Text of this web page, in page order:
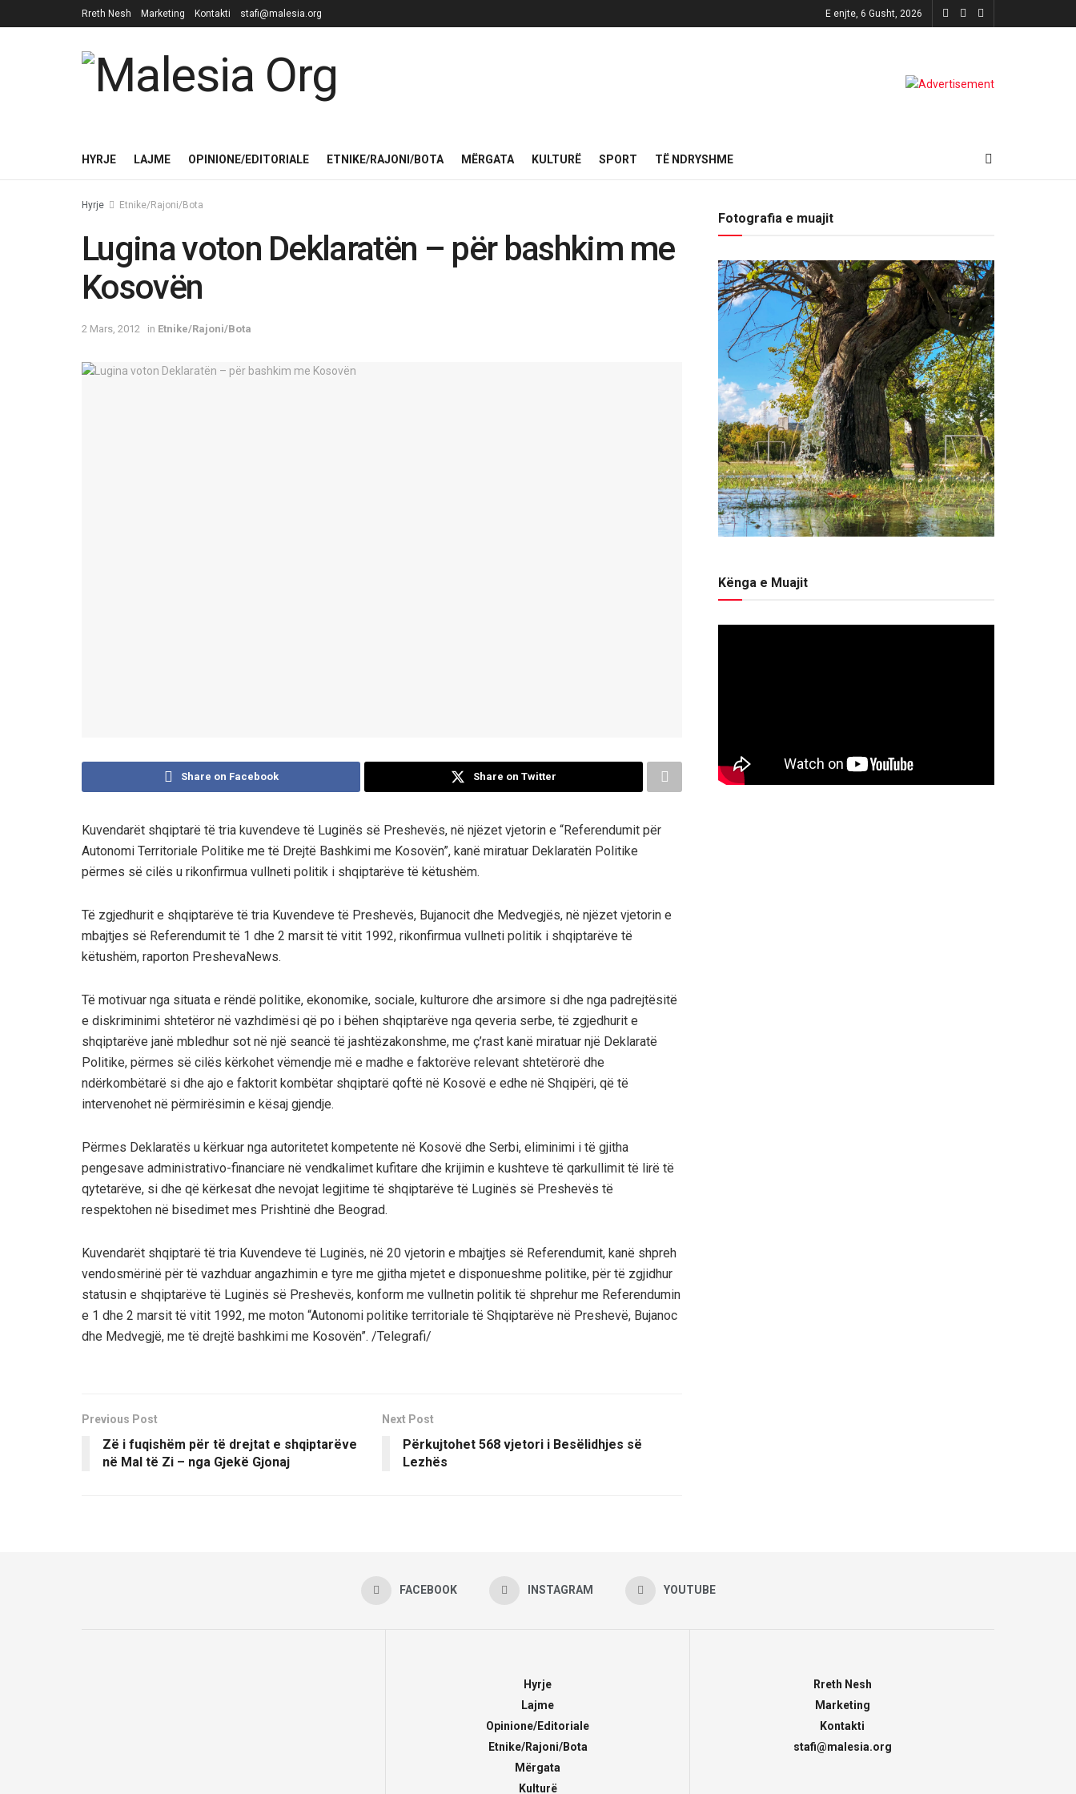
Rreth Nesh Marketing Kontakti stafi@malesia.org E enjte, 6 Gusht, 2026
HYRJE LAJME OPINIONE/EDITORIALE ETNIKE/RAJONI/BOTA MËRGATA KULTURË SPORT TË NDRYSHME
Hyrje Etnike/Rajoni/Bota
Lugina voton Deklaratën – për bashkim me
Kosovën
2 Mars, 2012 in Etnike/Rajoni/Bota
Share on Facebook Share on Twitter
Kuvendarët shqiptarë të tria kuvendeve të Luginës së Preshevës, në njëzet vjetorin e “Referendumit për
Autonomi Territoriale Politike me të Drejtë Bashkimi me Kosovën”, kanë miratuar Deklaratën Politike
përmes së cilës u rikonfirmua vullneti politik i shqiptarëve të këtushëm.
Të zgjedhurit e shqiptarëve të tria Kuvendeve të Preshevës, Bujanocit dhe Medvegjës, në njëzet vjetorin e
mbajtjes së Referendumit të 1 dhe 2 marsit të vitit 1992, rikonfirmua vullneti politik i shqiptarëve të
këtushëm, raporton PreshevaNews.
Të motivuar nga situata e rëndë politike, ekonomike, sociale, kulturore dhe arsimore si dhe nga padrejtësitë
e diskriminimi shtetëror në vazhdimësi që po i bëhen shqiptarëve nga qeveria serbe, të zgjedhurit e
shqiptarëve janë mbledhur sot në një seancë të jashtëzakonshme, me ç’rast kanë miratuar një Deklaratë
Politike, përmes së cilës kërkohet vëmendje më e madhe e faktorëve relevant shtetërorë dhe
ndërkombëtarë si dhe ajo e faktorit kombëtar shqiptarë qoftë në Kosovë e edhe në Shqipëri, që të
intervenohet në përmirësimin e kësaj gjendje.
Përmes Deklaratës u kërkuar nga autoritetet kompetente në Kosovë dhe Serbi, eliminimi i të gjitha
pengesave administrativo-financiare në vendkalimet kufitare dhe krijimin e kushteve të qarkullimit të lirë të
qytetarëve, si dhe që kërkesat dhe nevojat legjitime të shqiptarëve të Luginës së Preshevës të
respektohen në bisedimet mes Prishtinë dhe Beograd.
Kuvendarët shqiptarë të tria Kuvendeve të Luginës, në 20 vjetorin e mbajtjes së Referendumit, kanë shpreh
vendosmërinë për të vazhduar angazhimin e tyre me gjitha mjetet e disponueshme politike, për të zgjidhur
statusin e shqiptarëve të Luginës së Preshevës, konform me vullnetin politik të shprehur me Referendumin
e 1 dhe 2 marsit të vitit 1992, me moton “Autonomi politike territoriale të Shqiptarëve në Preshevë, Bujanoc
dhe Medvegjë, me të drejtë bashkimi me Kosovën”. /Telegrafi/
Previous Post
Zë i fuqishëm për të drejtat e shqiptarëve
në Mal të Zi – nga Gjekë Gjonaj
Next Post
Përkujtohet 568 vjetori i Besëlidhjes së
Lezhës
Fotografia e muajit
Kënga e Muajit
FACEBOOK INSTAGRAM YOUTUBE
Hyrje
Lajme
Opinione/Editoriale
Etnike/Rajoni/Bota
Mërgata
Kulturë
Rreth Nesh
Marketing
Kontakti
stafi@malesia.org